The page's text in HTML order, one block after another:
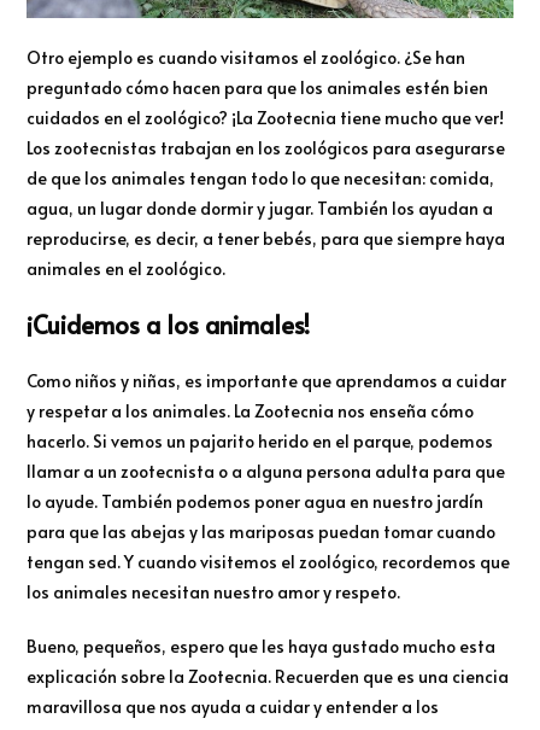
Otro ejemplo es cuando visitamos el zoológico. ¿Se han
preguntado cómo hacen para que los animales estén bien
cuidados en el zoológico? ¡La Zootecnia tiene mucho que ver!
Los zootecnistas trabajan en los zoológicos para asegurarse
de que los animales tengan todo lo que necesitan: comida,
agua, un lugar donde dormir y jugar. También los ayudan a
reproducirse, es decir, a tener bebés, para que siempre haya
animales en el zoológico.
¡Cuidemos a los animales!
Como niños y niñas, es importante que aprendamos a cuidar
y respetar a los animales. La Zootecnia nos enseña cómo
hacerlo. Si vemos un pajarito herido en el parque, podemos
llamar a un zootecnista o a alguna persona adulta para que
lo ayude. También podemos poner agua en nuestro jardín
para que las abejas y las mariposas puedan tomar cuando
tengan sed. Y cuando visitemos el zoológico, recordemos que
los animales necesitan nuestro amor y respeto.
Bueno, pequeños, espero que les haya gustado mucho esta
explicación sobre la Zootecnia. Recuerden que es una ciencia
maravillosa que nos ayuda a cuidar y entender a los